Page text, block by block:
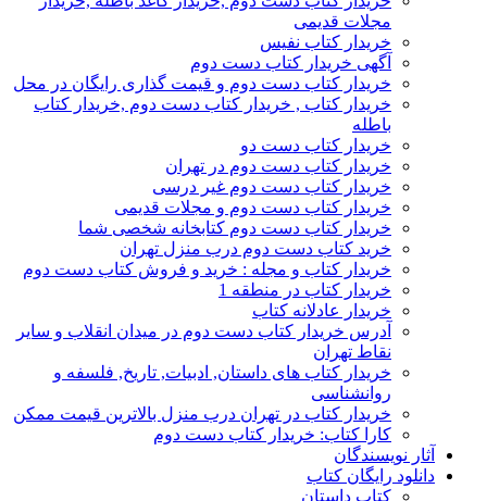
مجلات قدیمی
خریدار کتاب نفیس
آگهی خریدار کتاب دست دوم
خریدار کتاب دست دوم و قیمت گذاری رایگان در محل
خریدار کتاب , خریدار کتاب دست دوم ,خریدار کتاب
باطله
خریدار کتاب دست دو
خریدار کتاب دست دوم در تهران
خریدار کتاب دست دوم غیر درسی
خریدار کتاب دست دوم و مجلات قدیمی
خریدار کتاب دست دوم کتابخانه شخصی شما
خرید کتاب دست دوم درب منزل تهران
خریدار کتاب و مجله : خرید و فروش کتاب دست دوم
خریدار کتاب در منطقه 1
خریدار عادلانه کتاب
آدرس خریدار کتاب دست دوم در میدان انقلاب و سایر
نقاط تهران
خریدار کتاب های داستان, ادبیات, تاریخ, فلسفه و
روانشناسی
خریدار کتاب در تهران درب منزل بالاترین قیمت ممکن
کارا کتاب: خریدار کتاب دست دوم
آثار نویسندگان
دانلود رایگان کتاب
کتاب داستان